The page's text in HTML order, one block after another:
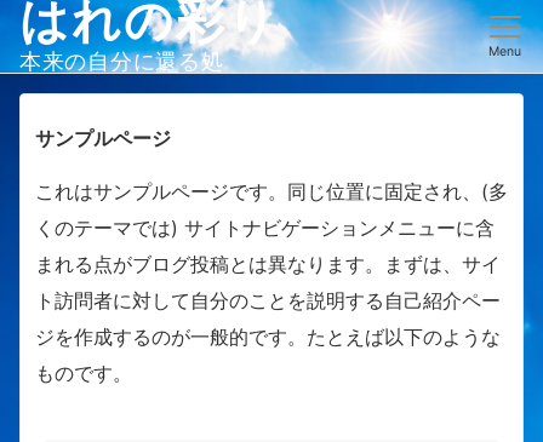
はれの彩り
本来の自分に還る処 Menu
サンプルページ
これはサンプルページです。同じ位置に固定され、(多
くのテーマでは) サイトナビゲーションメニューに含
まれる点がブログ投稿とは異なります。まずは、サイ
ト訪問者に対して自分のことを説明する自己紹介ペー
ジを作成するのが一般的です。たとえば以下のような
ものです。